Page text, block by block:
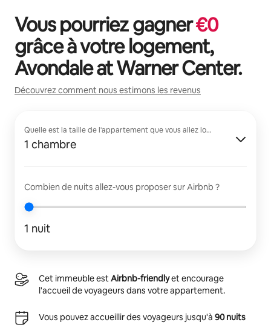
Vous pourriez gagner€0
grâce à votre logement,
Avondale at Warner Center.
Découvrez comment nous estimons les revenus
Quelle est la taille de l'appartement que vous allez louer ?
1 chambre
Combien de nuits allez-vous proposer sur Airbnb ?
1 nuit
Cet immeuble estAirbnb-friendlyet encourage
l'accueil de voyageurs dans votre appartement.
Vous pouvez accueillir des voyageurs jusqu'à 90 nuits